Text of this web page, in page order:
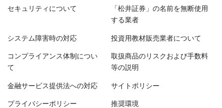
セキュリティについて 「松井証券」の名前を無断使用
する業者
システム障害時の対応 投資用教材販売業者について
コンプライアンス体制につい
て
取扱商品のリスクおよび手数料
等の説明
金融サービス提供法への対応 サイトポリシー
プライバシーポリシー 推奨環境